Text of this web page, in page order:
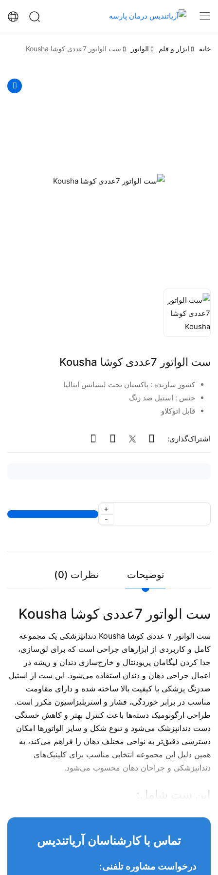
خانه ابزار و قلم الواتور ست الواتور 7عددی کوشا Kousha
ست الواتور 7عددی کوشا Kousha
کشور سازنده : پاکستان تحت لیسانس ایتالیا
جنس : استیل ضد زنگ
قابل اتوکلاو
اشتراک‌گذاری:
-
+
توضیحات نظرات (0)
ست الواتور 7عددی کوشا Kousha
ست الواتور ۷ عددی کوشا Kousha دندانپزشکی یک مجموعه
کامل و کاربردی از ابزارهای جراحی است که برای لق‌سازی،
جدا کردن لیگامان پریودنتال و خارج‌سازی دندان و ریشه در
اعمال جراحی دهان و دندان استفاده می‌شود. این ست از استیل
ضدزنگ پزشکی با کیفیت بالا ساخته شده و دارای مقاومت
مناسب در برابر خوردگی، فشار و استریلیزاسیون مکرر است.
طراحی ارگونومیک دسته‌ها باعث کنترل بهتر و کاهش خستگی
دست دندانپزشک می‌شود و تنوع شکل و سایز الواتورها امکان
دسترسی دقیق‌تر به نواحی مختلف دهان را فراهم می‌کند، به
همین دلیل این مجموعه انتخابی مناسب برای کلینیک‌های
دندانپزشکی و جراحان دهان محسوب می‌شود.
این ست شامل:
کد: K 1300
الواتور مستقیم: 1202 2.5mm
الواتور مستقیم: 1203 3mm
الواتور مستقیم: 1205 4mm
تماس با کارشناسان آریاتندیس
درخواست مشاوره تلفنی: